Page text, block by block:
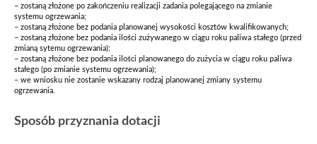
– zostaną złożone po zakończeniu realizacji zadania polegającego na zmianie
systemu ogrzewania;
– zostaną złożone bez podania planowanej wysokości kosztów kwalifikowanych;
– zostaną złożone bez podania ilości zużywanego w ciągu roku paliwa stałego (przed
zmianą sytemu ogrzewania);
– zostaną złożone bez podania ilości planowanego do zużycia w ciągu roku paliwa
stałego (po zmianie systemu ogrzewania);
– we wniosku nie zostanie wskazany rodzaj planowanej zmiany systemu
ogrzewania.
Sposób przyznania dotacji